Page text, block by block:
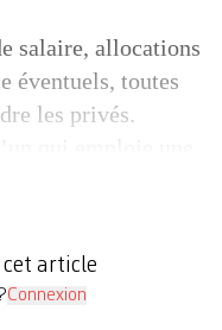
salaire, allocations
éventuels, toutes
les privés.
[…]
article
Connexion